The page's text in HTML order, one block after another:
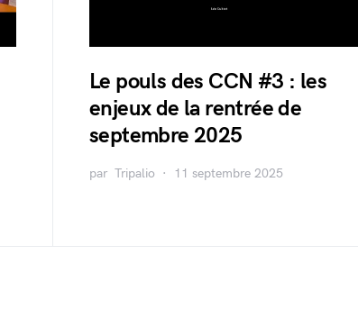
Le pouls des CCN #3 : les
enjeux de la rentrée de
septembre 2025
par Tripalio 11 septembre 2025